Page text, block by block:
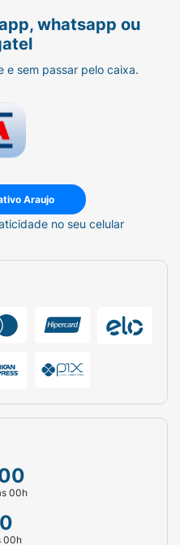
whatsapp ou
e sem passar pelo caixa.
Araujo
no seu celular
00h
00h